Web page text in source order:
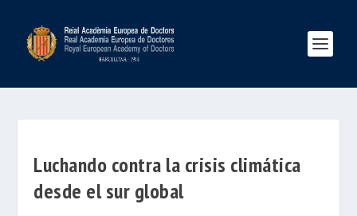
Luchando contra la crisis climática
desde el sur global